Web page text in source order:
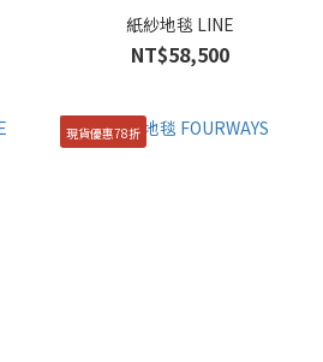
紙紗地毯 LINE
NT$58,500
現貨優惠78折